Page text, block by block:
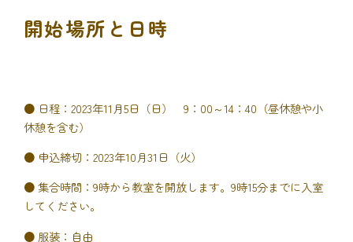
開始場所と日時
● 日程：2023年11月5日（日） 9：00～14：40（昼休憩や小
休憩を含む）
● 申込締切：2023年10月31日（火）
● 集合時間：9時から教室を開放します。9時15分までに入室
してください。
● 服装：自由